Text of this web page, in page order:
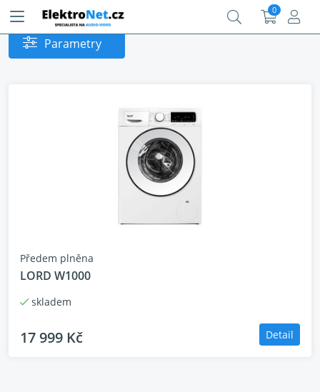
0
Parametry
Předem plněna
LORD W1000
skladem
17 999 Kč Detail